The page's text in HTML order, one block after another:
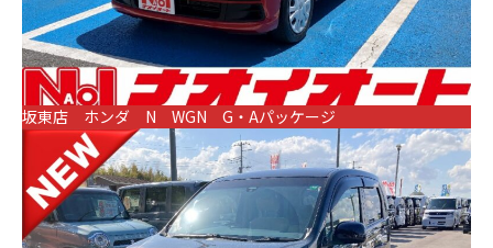
坂東店 ホンダ N WGN G・Aパッケージ